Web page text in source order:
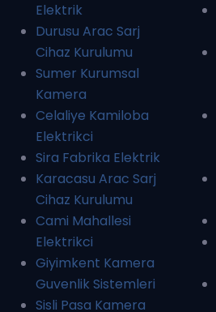
Elektrik
Durusu Arac Sarj
Cihaz Kurulumu
Sumer Kurumsal
Kamera
Celaliye Kamiloba
Elektrikci
Sira Fabrika Elektrik
Karacasu Arac Sarj
Cihaz Kurulumu
Cami Mahallesi
Elektrikci
Giyimkent Kamera
Guvenlik Sistemleri
Sisli Pasa Kamera